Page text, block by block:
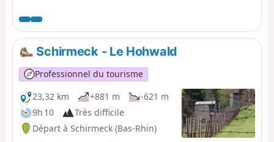
Vous suivrez sur les sommets l'ancienne
frontière de 1871 entre la France et
l'Allemagne, encore matérialisée par
plusieurs bornes frontières. Au mois
d'août, les hautes-chaumes sont
parsemées de bruyères en fleurs qui
donnent une belle coloration rose qui
tranche avec le vert des sapins, le bleu
du ciel et les nuages blancs.
Schirmeck - Le Hohwald
Professionnel du tourisme
23,32 km
+881 m
-621 m
9h 10
Très difficile
Départ à Schirmeck (Bas-Rhin)